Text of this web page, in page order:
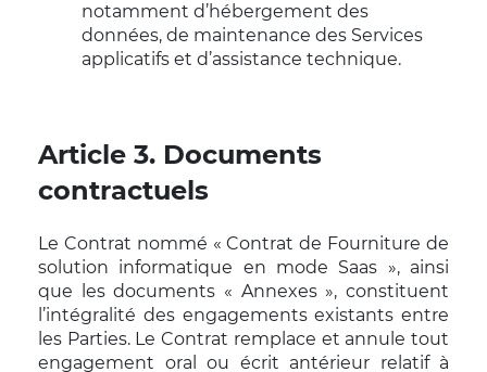
notamment d’hébergement des
données, de maintenance des Services
applicatifs et d’assistance technique.
Article 3. Documents
contractuels
Le Contrat nommé « Contrat de Fourniture de
solution informatique en mode Saas », ainsi
que les documents « Annexes », constituent
l’intégralité des engagements existants entre
les Parties. Le Contrat remplace et annule tout
engagement oral ou écrit antérieur relatif à